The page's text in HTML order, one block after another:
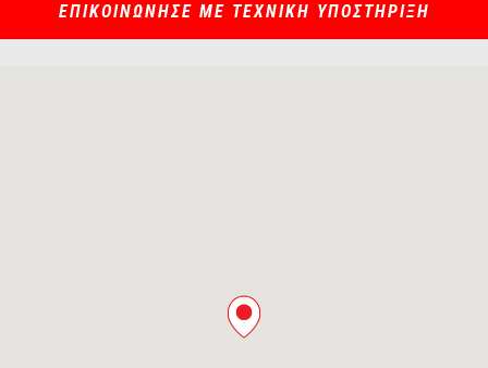
ΕΠΙΚΟΙΝΩΝΗΣΕ ΜΕ ΤΕΧΝΙΚΗ ΥΠΟΣΤΗΡΙΞΗ